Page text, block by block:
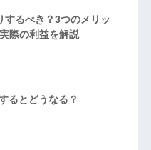
するべき？3つのメリッ
際の利益を解説
るとどうなる？